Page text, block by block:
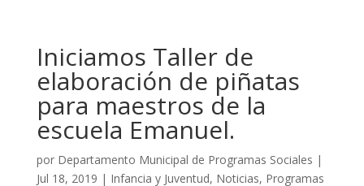
Iniciamos Taller de
elaboración de piñatas
para maestros de la
escuela Emanuel.
por Departamento Municipal de Programas Sociales |
Jul 18, 2019 | Infancia y Juventud, Noticias, Programas